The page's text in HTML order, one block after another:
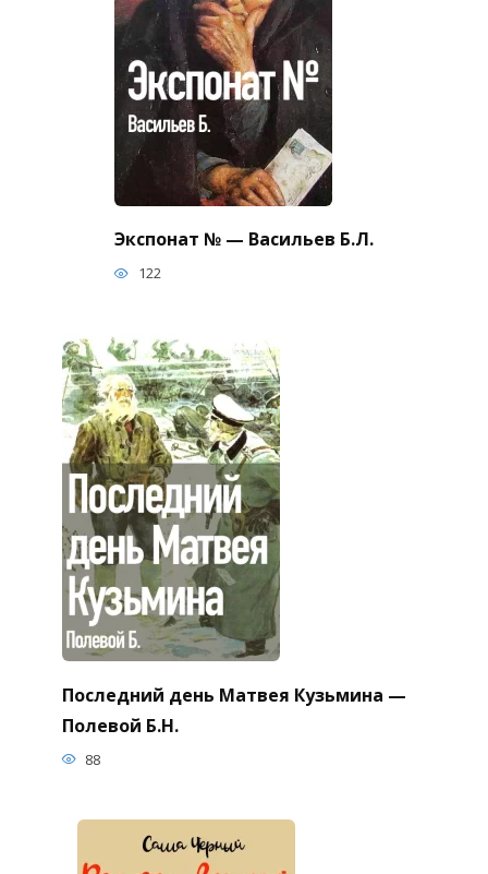
Экспонат № — Васильев Б.Л.
122
Последний день Матвея Кузьмина —
Полевой Б.Н.
88